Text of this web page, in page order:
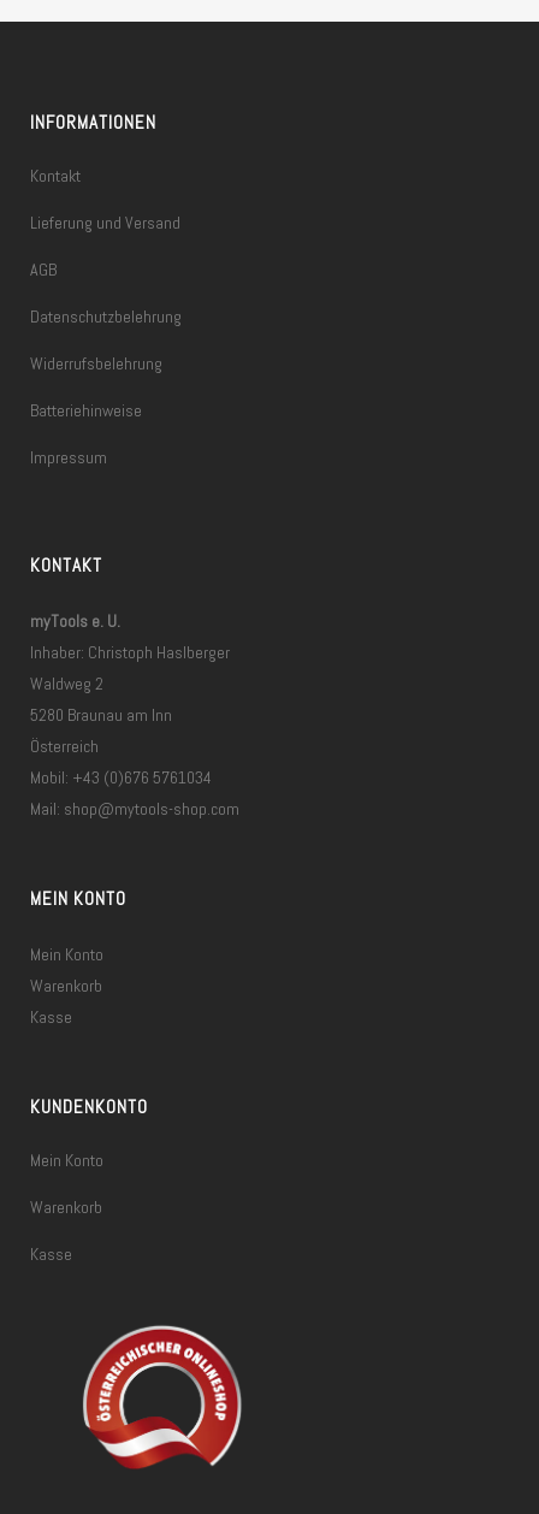
INFORMATIONEN
Kontakt
Lieferung und Versand
AGB
Datenschutzbelehrung
Widerrufsbelehrung
Batteriehinweise
Impressum
KONTAKT
myTools e. U.
Inhaber: Christoph Haslberger
Waldweg 2
5280 Braunau am Inn
Österreich
Mobil: +43 (0)676 5761034
Mail: shop@mytools-shop.com
MEIN KONTO
Mein Konto
Warenkorb
Kasse
KUNDENKONTO
Mein Konto
Warenkorb
Kasse